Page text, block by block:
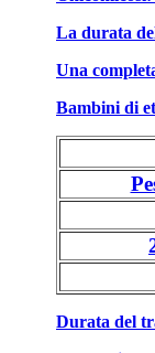
La durata
Una
Bambini di
Durata del